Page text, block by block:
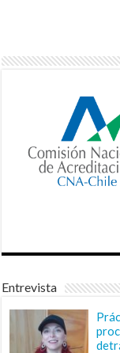
Entrevista